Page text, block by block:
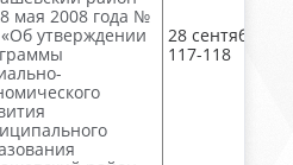
мая 2008 года №
утверждении
28 сентября, №
117-118